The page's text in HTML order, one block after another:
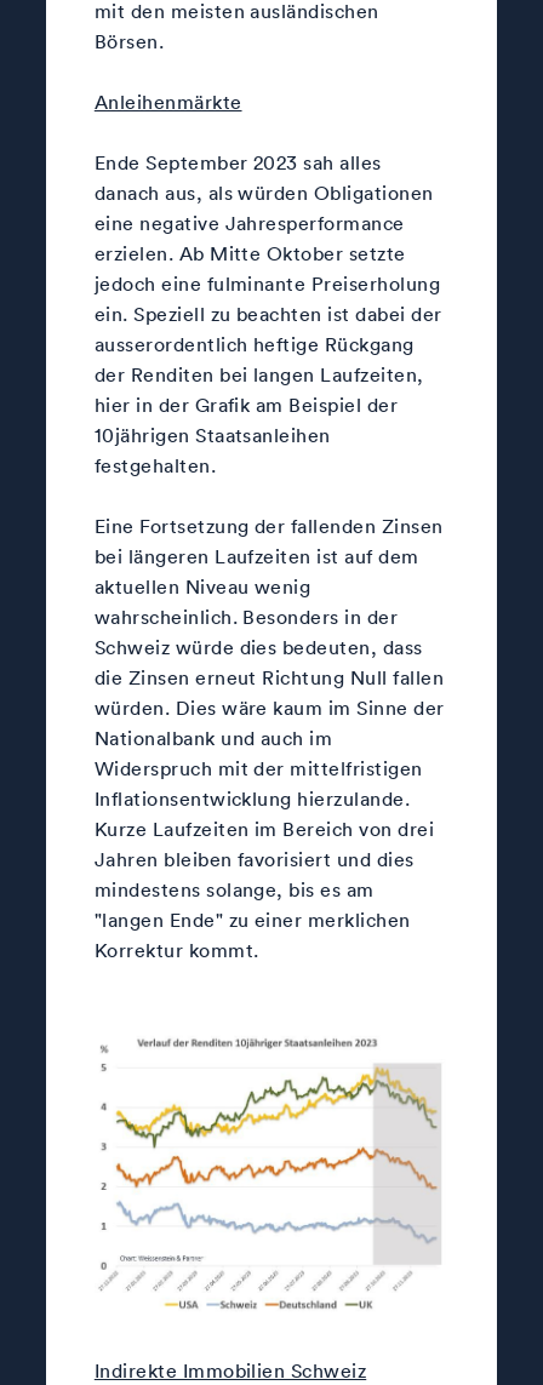
mit den meisten ausländischen
Börsen.
Anleihenmärkte
Ende September 2023 sah alles
danach aus, als würden Obligationen
eine negative Jahresperformance
erzielen. Ab Mitte Oktober setzte
jedoch eine fulminante Preiserholung
ein. Speziell zu beachten ist dabei der
ausserordentlich heftige Rückgang
der Renditen bei langen Laufzeiten,
hier in der Grafik am Beispiel der
10jährigen Staatsanleihen
festgehalten.
Eine Fortsetzung der fallenden Zinsen
bei längeren Laufzeiten ist auf dem
aktuellen Niveau wenig
wahrscheinlich. Besonders in der
Schweiz würde dies bedeuten, dass
die Zinsen erneut Richtung Null fallen
würden. Dies wäre kaum im Sinne der
Nationalbank und auch im
Widerspruch mit der mittelfristigen
Inflationsentwicklung hierzulande.
Kurze Laufzeiten im Bereich von drei
Jahren bleiben favorisiert und dies
mindestens solange, bis es am
"langen Ende" zu einer merklichen
Korrektur kommt.
Indirekte Immobilien Schweiz